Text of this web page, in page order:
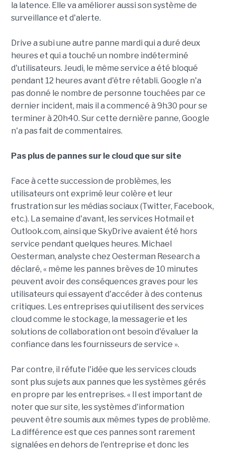
la latence. Elle va améliorer aussi son système de
surveillance et d'alerte.
Drive a subi une autre panne mardi qui a duré deux
heures et qui a touché un nombre indéterminé
d'utilisateurs. Jeudi, le même service a été bloqué
pendant 12 heures avant d'être rétabli. Google n'a
pas donné le nombre de personne touchées par ce
dernier incident, mais il a commencé à 9h30 pour se
terminer à 20h40. Sur cette dernière panne, Google
n'a pas fait de commentaires.
Pas plus de pannes sur le cloud que sur site
Face à cette succession de problèmes, les
utilisateurs ont exprimé leur colère et leur
frustration sur les médias sociaux (Twitter, Facebook,
etc.). La semaine d'avant, les services Hotmail et
Outlook.com, ainsi que SkyDrive avaient été hors
service pendant quelques heures. Michael
Oesterman, analyste chez Oesterman Research a
déclaré, « même les pannes brèves de 10 minutes
peuvent avoir des conséquences graves pour les
utilisateurs qui essayent d'accéder à des contenus
critiques. Les entreprises qui utilisent des services
cloud comme le stockage, la messagerie et les
solutions de collaboration ont besoin d'évaluer la
confiance dans les fournisseurs de service ».
Par contre, il réfute l'idée que les services clouds
sont plus sujets aux pannes que les systèmes gérés
en propre par les entreprises. « Il est important de
noter que sur site, les systèmes d'information
peuvent être soumis aux mêmes types de problème.
La différence est que ces pannes sont rarement
signalées en dehors de l'entreprise et donc les